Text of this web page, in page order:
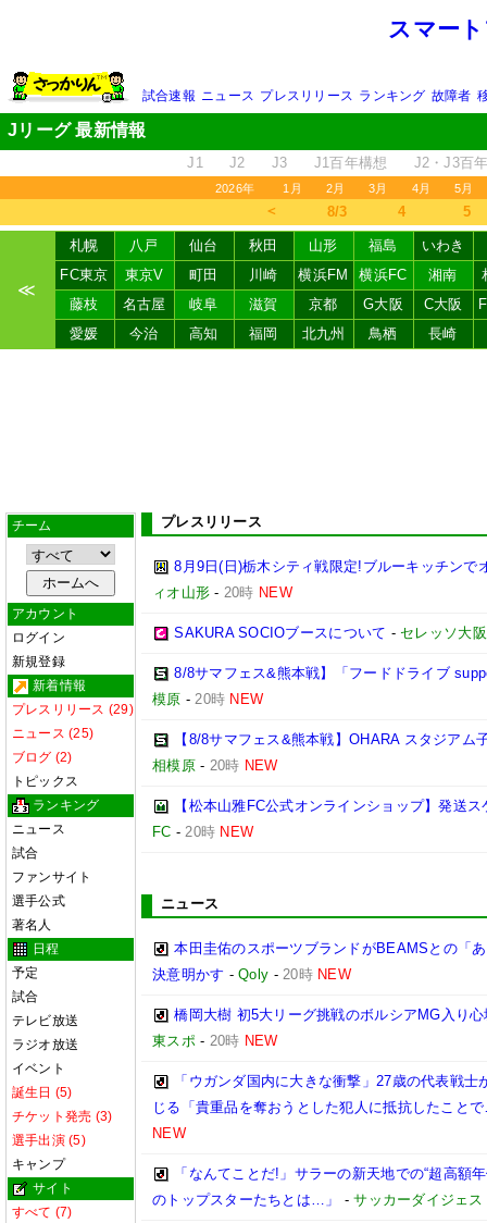
スマー
試合速報 ニュース プレスリリース ランキング 故障者
Jリーグ 最新情報
J1 J2 J3 J1百年構想 J2・J3百
2026年 1月 2月 3月 4月 5月
＜ 8/3 4 5
≪
札幌 八戸 仙台 秋田 山形 福島
いわき
FC東京
東京V 町田 川崎 横浜FM 横浜FC 湘南
藤枝
名古屋 岐阜 滋賀 京都 G大阪 C大阪
愛媛
今治 高知 福岡 北九州 鳥栖 長崎
チーム
アカウント
ログイン
新規登録
新着情報
プレスリリース (29)
ニュース (25)
ブログ (2)
トピックス
ランキング
ニュース
試合
ファンサイト
選手公式
著名人
日程
予定
試合
テレビ放送
ラジオ放送
イベント
誕生日 (5)
チケット発売 (3)
選手出演 (5)
キャンプ
サイト
すべて (7)
プレスリリース
8月9日(日)栃木シティ戦限定!ブルーキッチンで
ィオ山形 - 20時 NEW
SAKURA SOCIOブースについて - セレッソ大阪
8/8サマフェス&熊本戦】「フードドライブ
模原 -20時 NEW
【8/8サマフェス&熊本戦】OHARA スタジア
相模原- 20時 NEW
【松本山雅FC公式オンラインショップ】発送
FC -20時 NEW
ニュース
本田圭佑のスポーツブランドがBEAMSとの「
決意明かす -Qoly -20時 NEW
橋岡大樹 初5大リーグ挑戦のボルシアMG入り
東スポ- 20時 NEW
「ウガンダ国内に大きな衝撃」27歳の代表戦
じる「貴重品を奪おうとした犯人に抵抗したこと
NEW
「なんてことだ!」サラーの新天地での“超高額
のトップスターたちとは…」
-サッカーダイジェ